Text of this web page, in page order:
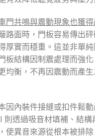
門共鳴與震動現象也獲
路面時，門板容易傳出
厚實而穩重。這並非單
板結構因制震處理而強
均衡，不再因震動而產
因內裝件接縫或扣件鬆
則透過吸音材填補、結構
使異音來源從根本被排